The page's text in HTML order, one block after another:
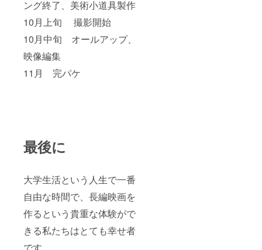
ング終了、美術小道具製作
10月上旬 撮影開始
10月中旬 オールアップ、
映像編集
11月 完パケ
最後に
大学生活という人生で一番
自由な時間で、長編映画を
作るという貴重な体験がで
きる私たちはとても幸せ者